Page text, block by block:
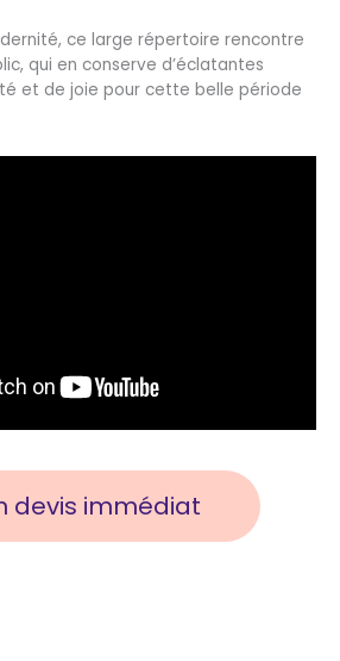
ce large répertoire rencontre
qui en conserve d’éclatantes
et de joie pour cette belle période
devis immédiat